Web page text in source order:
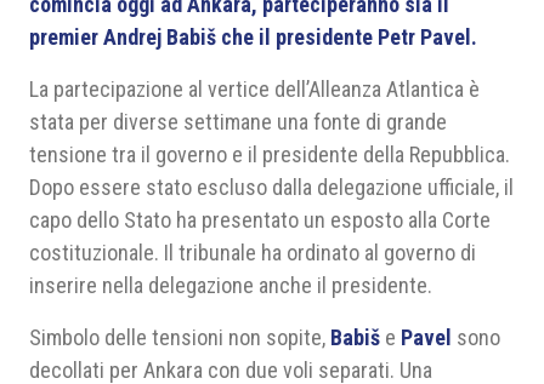
premier Andrej Babiš che il presidente Petr Pavel.
La partecipazione al vertice dell’Alleanza Atlantica è
stata per diverse settimane una fonte di grande
tensione tra il governo e il presidente della Repubblica.
Dopo essere stato escluso dalla delegazione ufficiale, il
capo dello Stato ha presentato un esposto alla Corte
costituzionale. Il tribunale ha ordinato al governo di
inserire nella delegazione anche il presidente.
Simbolo delle tensioni non sopite, Babiš e Pavel sono
decollati per Ankara con due voli separati. Una